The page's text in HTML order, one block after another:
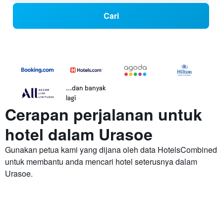
Cari
...dan banyak
lagi
Cerapan perjalanan untuk
hotel dalam Urasoe
Gunakan petua kami yang dijana oleh data HotelsCombined
untuk membantu anda mencari hotel seterusnya dalam
Urasoe.